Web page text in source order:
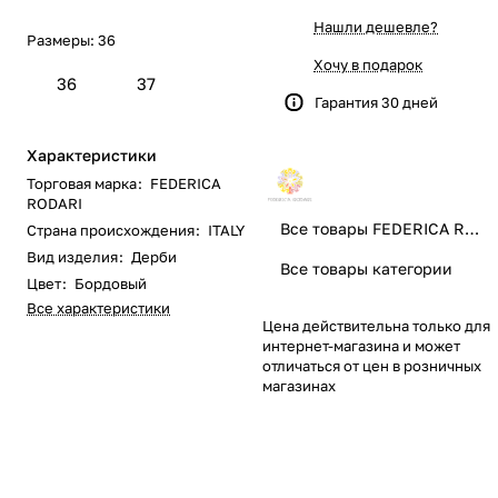
Размеры: 36
36 37
Характеристики
Торговая марка: FEDERICA
RODARI
Страна происхождения: ITALY
Вид изделия: Дерби
Цвет: Бордовый
Все характеристики
Нашли дешевле?
Хочу в подарок
Гарантия 30 дней
Все товары FEDERICA RODARI
Все товары категории
Цена действительна только для
интернет-магазина и может
отличаться от цен в розничных
магазинах